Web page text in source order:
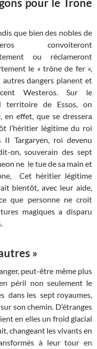
pour le Trône
que bien des nobles de
convoiteront
ou réclameront
le « trône de fer »,
autres dangers planent et
Westeros. Sur le
territoire de Essos, on
en effet, que se dressera
l’héritier légitime du roi
II Targaryen, roi devenu
on, souverain des sept
ne le tue de sa main et
Cet héritier légitime
bientôt, avec leur aide,
que personne ne croit
magiques a disparu
»
peut-être même plus
péril non seulement le
dans les sept royaumes,
son chemin. D’étranges
en elles un froid glacial
changeant les vivants en
à leur tour en